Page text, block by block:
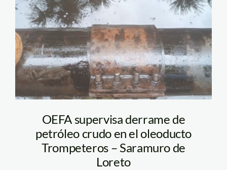
derrame de petroleo –
loreto – oefa
OEFA supervisa derrame de
petróleo crudo en el oleoducto
Trompeteros – Saramuro de
Loreto